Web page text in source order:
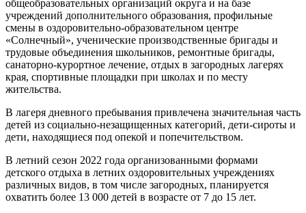
общеобразовательных организаций округа и на базе
учреждений дополнительного образования, профильные
смены в оздоровительно-образовательном центре
«Солнечный», ученические производственные бригады и
трудовые объединения школьников, ремонтные бригады,
санаторно-курортное лечение, отдых в загородных лагерях
края, спортивные площадки при школах и по месту
жительства.
В лагеря дневного пребывания привлечена значительная часть
детей из социально-незащищенных категорий, дети-сироты и
дети, находящиеся под опекой и попечительством.
В летний сезон 2022 года организованными формами
детского отдыха в летних оздоровительных учреждениях
различных видов, в том числе загородных, планируется
охватить более 13 000 детей в возрасте от 7 до 15 лет.